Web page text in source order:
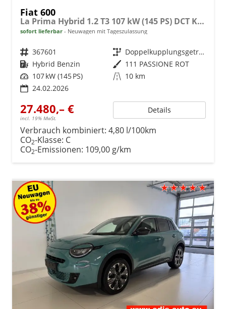
Fiat 600
La Prima Hybrid 1.2 T3 107 kW (145 PS) DCT Klimaautomatik, Massagesitz, Sitzheizung, elektrisch verstellbarer Fahrersitz, Radio, DAB, Apple CarPlay, Android Auto, Navigationssystem, 18 Zoll Leichtmetallfelgen, uvm.
sofort lieferbar Neuwagen mit Tageszulassung
Fahrzeugnr. 367601 Getriebe
Doppelkupplungsgetriebe (DSG)
Kraftstoff Hybrid Benzin Außenfarbe 111 PASSIONE ROT
Leistung 107 kW (145 PS) Kilometerstand 10 km
24.02.2026
27.480,– €
incl. 19% MwSt.
Details
Verbrauch kombiniert: 4,80 l/100km
CO2-Klasse: C
CO2-Emissionen: 109,00 g/km